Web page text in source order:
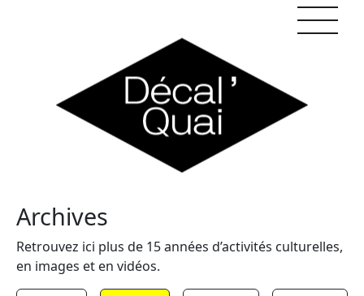
Archives
Retrouvez ici plus de 15 années d’activités culturelles,
en images et en vidéos.